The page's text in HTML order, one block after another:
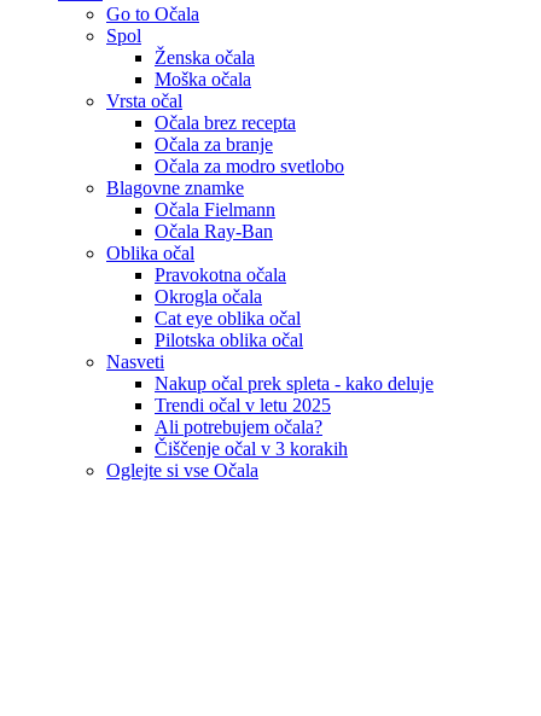
Go to Očala
Spol
Ženska očala
Moška očala
Vrsta očal
Očala brez recepta
Očala za branje
Očala za modro svetlobo
Blagovne znamke
Očala Fielmann
Očala Ray-Ban
Oblika očal
Pravokotna očala
Okrogla očala
Cat eye oblika očal
Pilotska oblika očal
Nasveti
Nakup očal prek spleta - kako deluje
Trendi očal v letu 2025
Ali potrebujem očala?
Čiščenje očal v 3 korakih
Oglejte si vse Očala